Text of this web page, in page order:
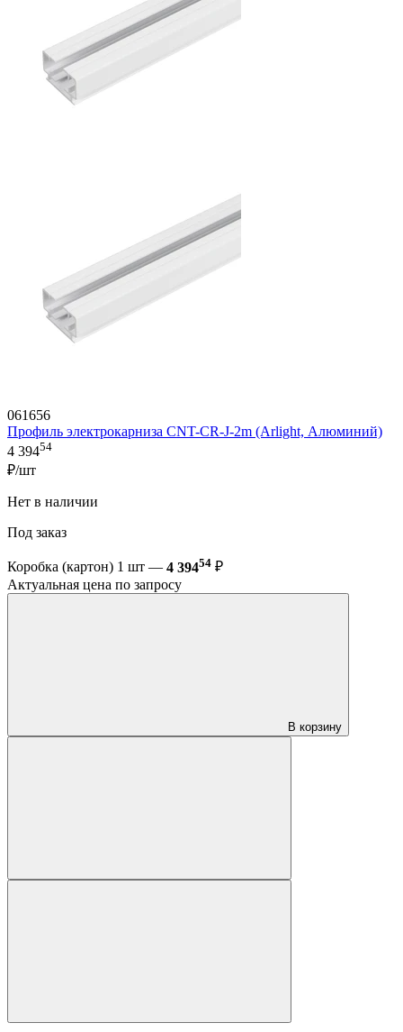
061656
Профиль электрокарниза CNT-CR-J-2m (Arlight, Алюминий)
4 39454
₽/шт
Нет в наличии
Под заказ
Коробка (картон) 1 шт — 4 39454 ₽
Актуальная цена по запросу
В корзину